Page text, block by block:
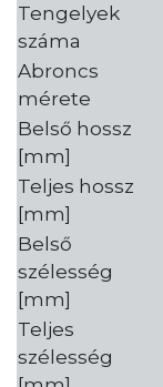
Tengelyek
száma
Abroncs
mérete
Belső hossz
[mm]
Teljes hossz
[mm]
Belső
szélesség
[mm]
Teljes
szélesség